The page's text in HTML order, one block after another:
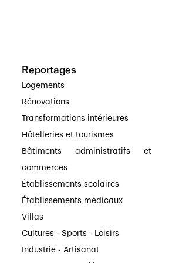
Reportages
Logements
Rénovations
Transformations intérieures
Hôtelleries et tourismes
Bâtiments administratifs et
commerces
Établissements scolaires
Établissements médicaux
Villas
Cultures - Sports - Loisirs
Industrie - Artisanat